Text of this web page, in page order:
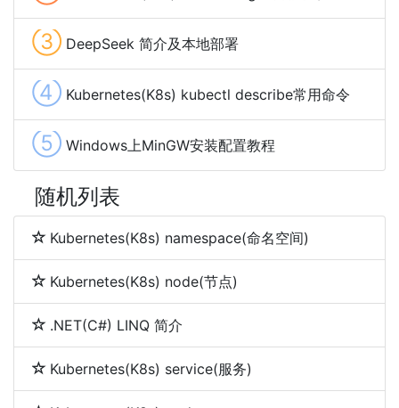
③ DeepSeek 简介及本地部署
④ Kubernetes(K8s) kubectl describe常用命令
⑤ Windows上MinGW安装配置教程
随机列表
Kubernetes(K8s) namespace(命名空间)
Kubernetes(K8s) node(节点)
.NET(C#) LINQ 简介
Kubernetes(K8s) service(服务)